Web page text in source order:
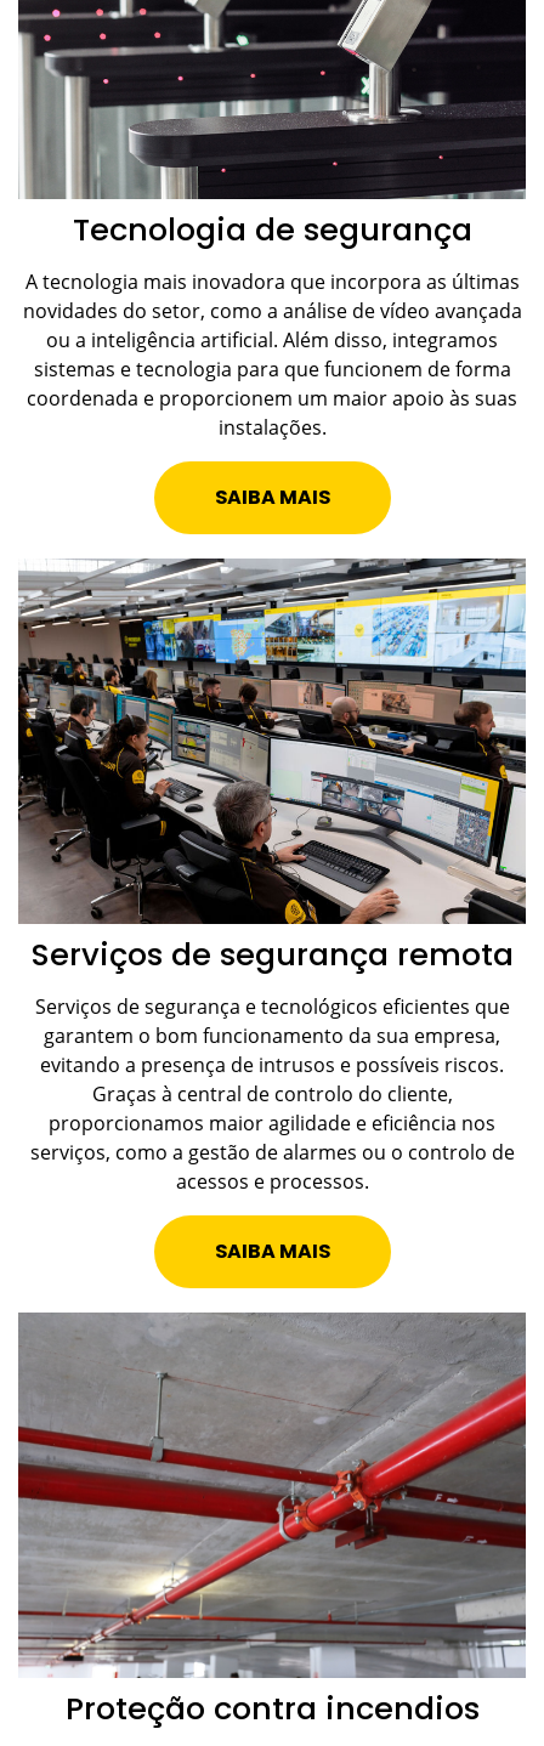
Tecnologia de segurança
A tecnologia mais inovadora que incorpora as últimas
novidades do setor, como a análise de vídeo avançada
ou a inteligência artificial. Além disso, integramos
sistemas e tecnologia para que funcionem de forma
coordenada e proporcionem um maior apoio às suas
instalações.
SAIBA MAIS
Serviços de segurança remota
Serviços de segurança e tecnológicos eficientes que
garantem o bom funcionamento da sua empresa,
evitando a presença de intrusos e possíveis riscos.
Graças à central de controlo do cliente,
proporcionamos maior agilidade e eficiência nos
serviços, como a gestão de alarmes ou o controlo de
acessos e processos.
SAIBA MAIS
Proteção contra incendios